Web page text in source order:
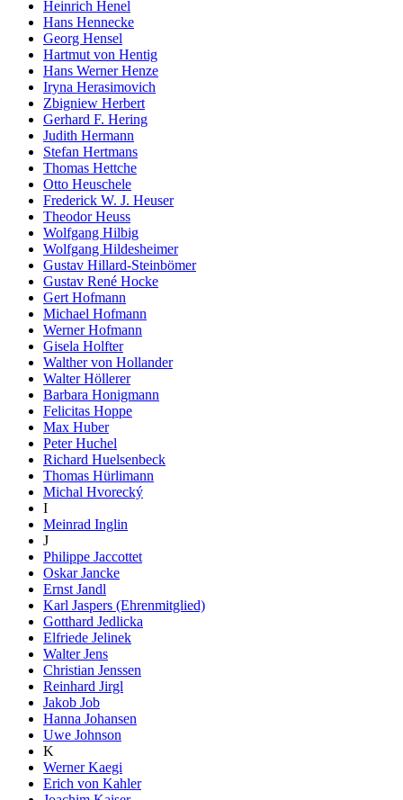
Heinrich Henel
Hans Hennecke
Georg Hensel
Hartmut von Hentig
Hans Werner Henze
Iryna Herasimovich
Zbigniew Herbert
Gerhard F. Hering
Judith Hermann
Stefan Hertmans
Thomas Hettche
Otto Heuschele
Frederick W. J. Heuser
Theodor Heuss
Wolfgang Hilbig
Wolfgang Hildesheimer
Gustav Hillard-Steinbömer
Gustav René Hocke
Gert Hofmann
Michael Hofmann
Werner Hofmann
Gisela Holfter
Walther von Hollander
Walter Höllerer
Barbara Honigmann
Felicitas Hoppe
Max Huber
Peter Huchel
Richard Huelsenbeck
Thomas Hürlimann
Michal Hvorecký
I
Meinrad Inglin
J
Philippe Jaccottet
Oskar Jancke
Ernst Jandl
Karl Jaspers (Ehrenmitglied)
Gotthard Jedlicka
Elfriede Jelinek
Walter Jens
Christian Jenssen
Reinhard Jirgl
Jakob Job
Hanna Johansen
Uwe Johnson
K
Werner Kaegi
Erich von Kahler